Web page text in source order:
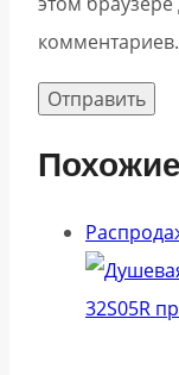
комментариев.
Похожие